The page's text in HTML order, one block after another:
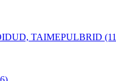
TAIMEPULBRID